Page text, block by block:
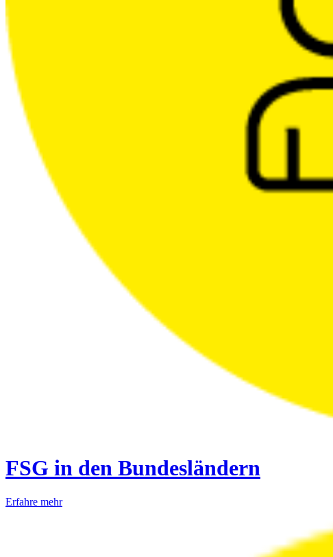
FSG in den Bundesländern
Erfahre mehr